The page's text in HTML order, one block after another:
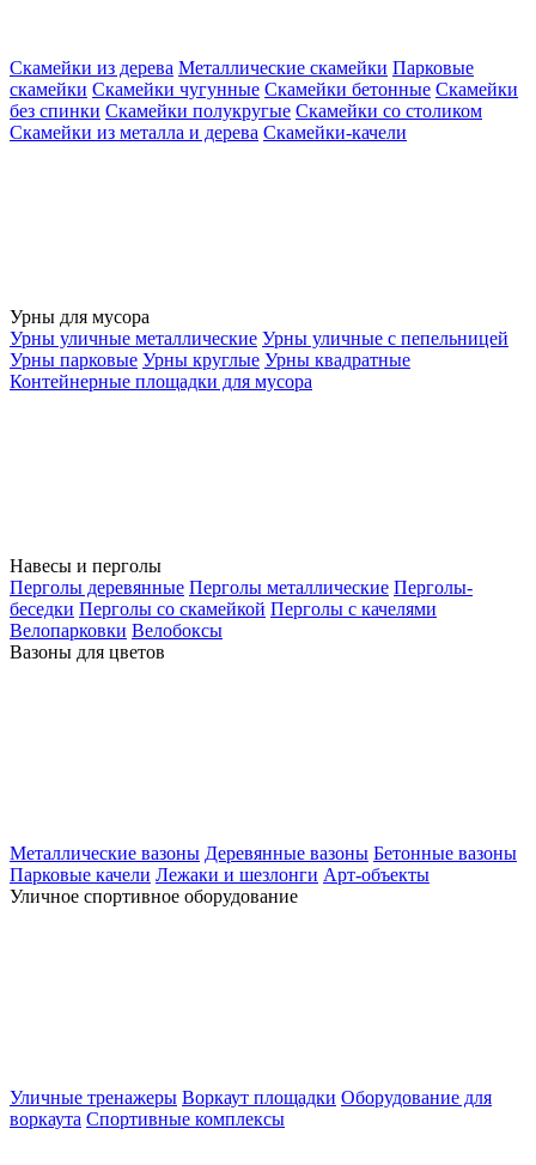
Скамейки из дерева Металлические скамейки Парковые
скамейки Скамейки чугунные Скамейки бетонные Скамейки
без спинки Скамейки полукругые Скамейки со столиком
Скамейки из металла и дерева Скамейки-качели
Урны для мусора
Урны уличные металлические Урны уличные с пепельницей
Урны парковые Урны круглые Урны квадратные
Контейнерные площадки для мусора
Навесы и перголы
Перголы деревянные Перголы металлические Перголы-
беседки Перголы со скамейкой Перголы с качелями
Велопарковки Велобоксы
Вазоны для цветов
Металлические вазоны Деревянные вазоны Бетонные вазоны
Парковые качели Лежаки и шезлонги Арт-объекты
Уличное спортивное оборудование
Уличные тренажеры Воркаут площадки Оборудование для
воркаута Спортивные комплексы